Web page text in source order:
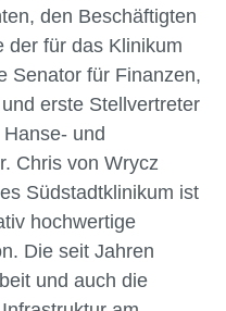
den Beschäftigten
der für das Klinikum
Senator für Finanzen,
erste Stellvertreter
und
Chris von Wrycz
Südstadtklinikum ist
hochwertige
Die seit Jahren
und auch die